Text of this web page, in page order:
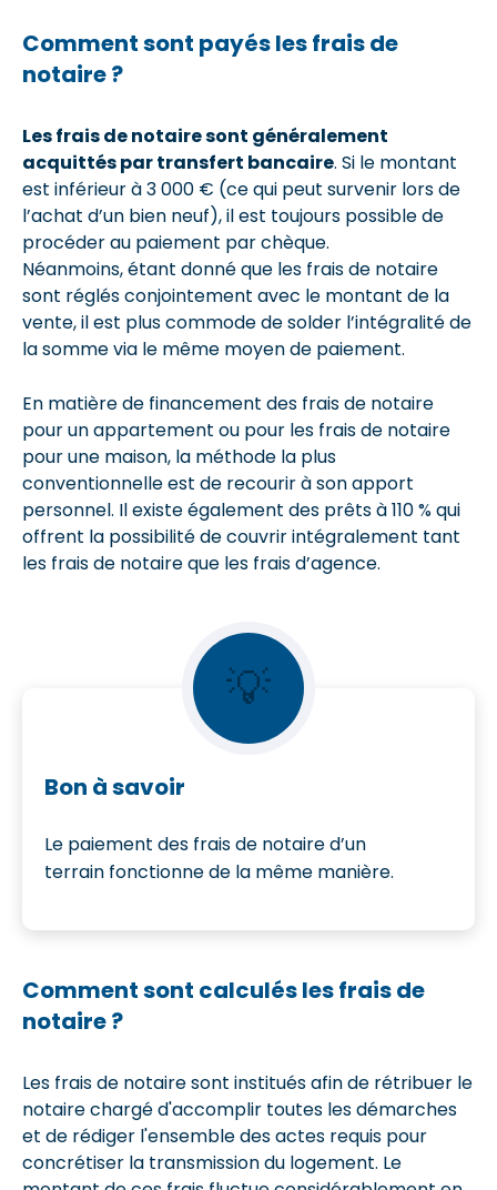
Comment sont payés les frais de
notaire ?
Les frais de notaire sont généralement
acquittés par transfert bancaire. Si le montant
est inférieur à 3 000 € (ce qui peut survenir lors de
l’achat d’un bien neuf), il est toujours possible de
procéder au paiement par chèque.
Néanmoins, étant donné que les frais de notaire
sont réglés conjointement avec le montant de la
vente, il est plus commode de solder l’intégralité de
la somme via le même moyen de paiement.
En matière de financement des frais de notaire
pour un appartement ou pour les frais de notaire
pour une maison, la méthode la plus
conventionnelle est de recourir à son apport
personnel. Il existe également des prêts à 110 % qui
offrent la possibilité de couvrir intégralement tant
les frais de notaire que les frais d’agence.
💡
Bon à savoir
Le paiement des frais de notaire d’un
terrain fonctionne de la même manière.
Comment sont calculés les frais de
notaire ?
Les frais de notaire sont institués afin de rétribuer le
notaire chargé d'accomplir toutes les démarches
et de rédiger l'ensemble des actes requis pour
concrétiser la transmission du logement. Le